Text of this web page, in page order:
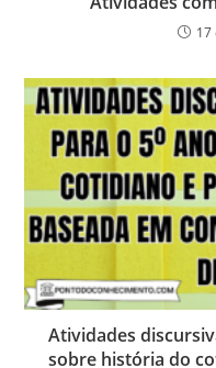
17
Atividades
sobre história do